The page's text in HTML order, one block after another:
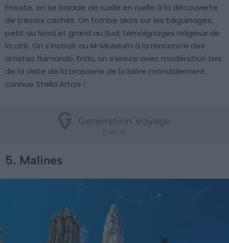
Ensuite, on se balade de ruelle en ruelle à la découverte
de trésors cachés. On tombe alors sur les béguinages,
petit au Nord et grand au Sud, témoignages religieux de
la cité. On s’instruit au M-Museum à la rencontre des
artistes flamands. Enfin, on s’enivre avec modération lors
de la visite de la brasserie de la bière mondialement
connue Stella Artois !
5. Malines